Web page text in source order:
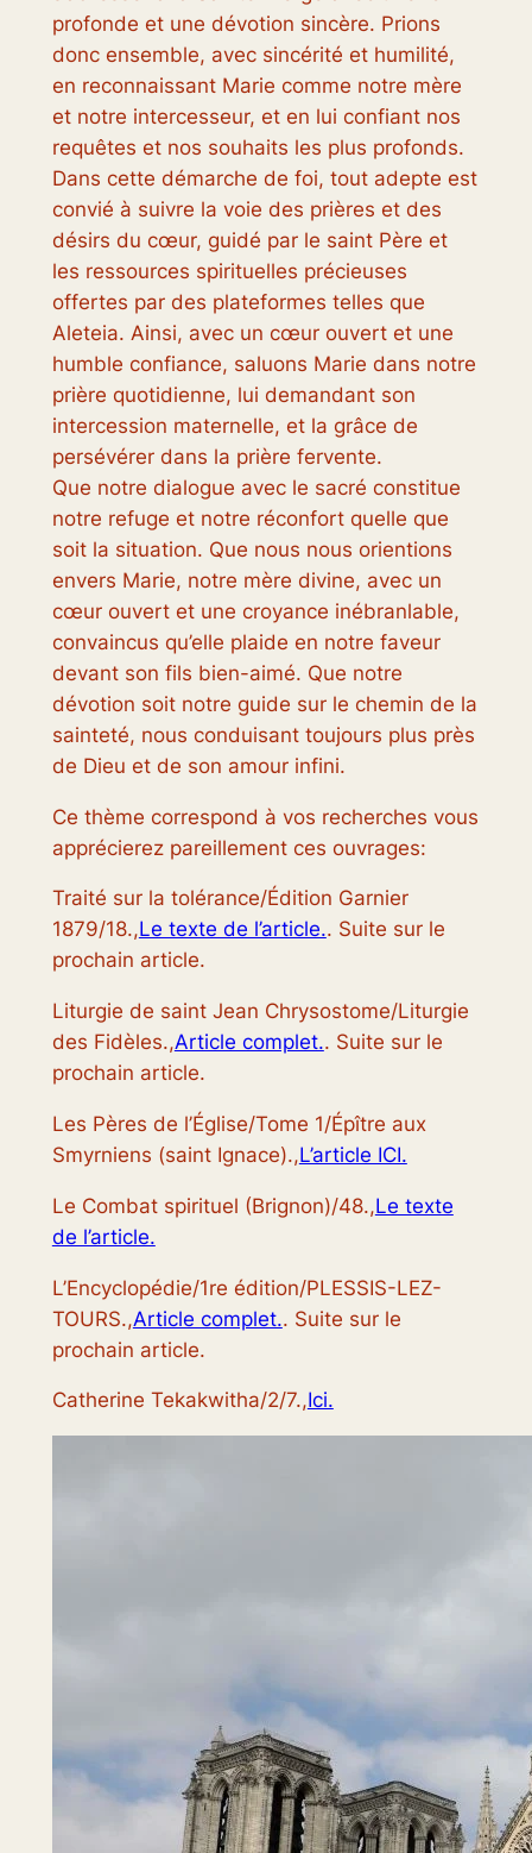
profonde et une dévotion sincère. Prions
donc ensemble, avec sincérité et humilité,
en reconnaissant Marie comme notre mère
et notre intercesseur, et en lui confiant nos
requêtes et nos souhaits les plus profonds.
Dans cette démarche de foi, tout adepte est
convié à suivre la voie des prières et des
désirs du cœur, guidé par le saint Père et
les ressources spirituelles précieuses
offertes par des plateformes telles que
Aleteia. Ainsi, avec un cœur ouvert et une
humble confiance, saluons Marie dans notre
prière quotidienne, lui demandant son
intercession maternelle, et la grâce de
persévérer dans la prière fervente.
Que notre dialogue avec le sacré constitue
notre refuge et notre réconfort quelle que
soit la situation. Que nous nous orientions
envers Marie, notre mère divine, avec un
cœur ouvert et une croyance inébranlable,
convaincus qu’elle plaide en notre faveur
devant son fils bien-aimé. Que notre
dévotion soit notre guide sur le chemin de la
sainteté, nous conduisant toujours plus près
de Dieu et de son amour infini.
Ce thème correspond à vos recherches vous
apprécierez pareillement ces ouvrages:
Traité sur la tolérance/Édition Garnier
1879/18.,Le texte de l’article.. Suite sur le
prochain article.
Liturgie de saint Jean Chrysostome/Liturgie
des Fidèles.,Article complet.. Suite sur le
prochain article.
Les Pères de l’Église/Tome 1/Épître aux
Smyrniens (saint Ignace).,L’article ICI.
Le Combat spirituel (Brignon)/48.,Le texte
de l’article.
L’Encyclopédie/1re édition/PLESSIS-LEZ-
TOURS.,Article complet.. Suite sur le
prochain article.
Catherine Tekakwitha/2/7.,Ici.